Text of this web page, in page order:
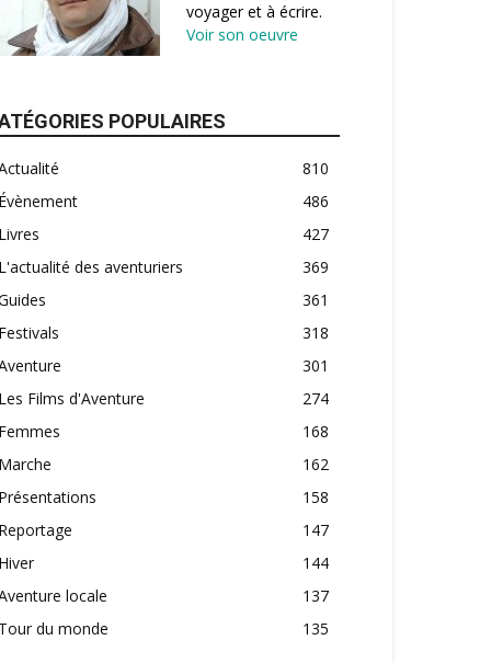
voyager et à écrire.
Voir son oeuvre
POPULAIRES
810
486
427
des aventuriers
369
361
318
301
Films d'Aventure
274
168
162
158
147
144
locale
137
du monde
135